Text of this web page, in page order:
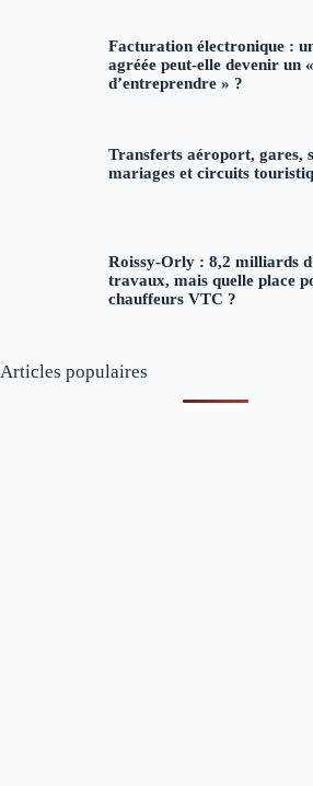
Facturation électronique :
agréée peut-elle devenir un
d’entreprendre » ?
Transferts aéroport, gares,
mariages et circuits
Roissy-Orly : 8,2 milliards
travaux, mais quelle place
chauffeurs VTC ?
Articles populaires